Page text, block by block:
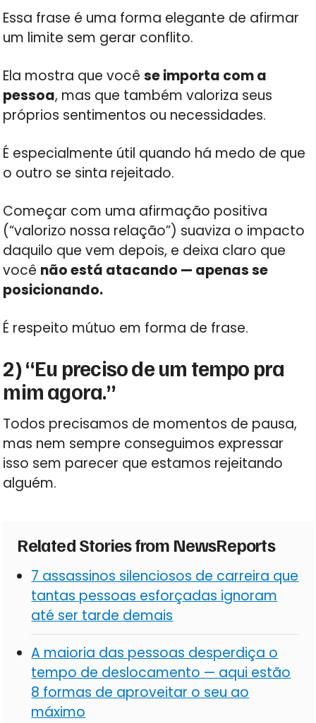
Essa frase é uma forma elegante de afirmar
um limite sem gerar conflito.
Ela mostra que vocêse importa com a
pessoa, mas que também valoriza seus
próprios sentimentos ou necessidades.
É especialmente útil quando há medo de que
o outro se sinta rejeitado.
Começar com uma afirmação positiva
(“valorizo nossa relação”) suaviza o impacto
daquilo que vem depois, e deixa claro que
você não está atacando — apenas se
posicionando.
É respeito mútuo em forma de frase.
2) “Eu preciso de um tempo pra
mim agora.”
Todos precisamos de momentos de pausa,
mas nem sempre conseguimos expressar
isso sem parecer que estamos rejeitando
alguém.
Related Stories from NewsReports
7 assassinos silenciosos de carreira que
tantas pessoas esforçadas ignoram
até ser tarde demais
A maioria das pessoas desperdiça o
tempo de deslocamento — aqui estão
8 formas de aproveitar o seu ao
máximo